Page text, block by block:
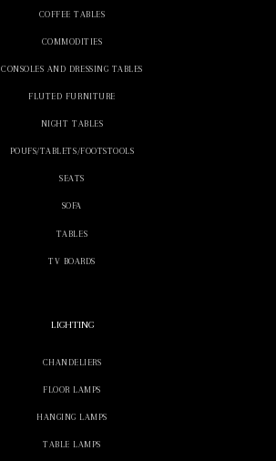
COFFEE TABLES
COMMODITIES
CONSOLES AND DRESSING TABLES
FLUTED FURNITURE
NIGHT TABLES
POUFS/TABLETS/FOOTSTOOLS
SEATS
SOFA
TABLES
TV BOARDS
LIGHTING
CHANDELIERS
FLOOR LAMPS
HANGING LAMPS
TABLE LAMPS